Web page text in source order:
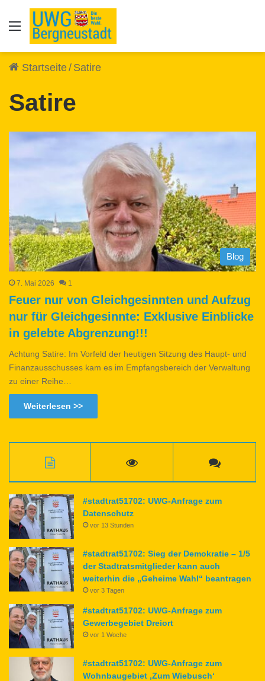
Auswahl
Startseite/ Satire
Satire
Blog
7. Mai 2026 1
Feuer nur von Gleichgesinnten und Aufzug
nur für Gleichgesinnte: Exklusive Einblicke
in gelebte Abgrenzung!!!
Achtung Satire: Im Vorfeld der heutigen Sitzung des Haupt- und
Finanzausschusses kam es im Empfangsbereich der Verwaltung
zu einer Reihe…
Weiterlesen >>
#stadtrat51702: UWG-Anfrage zum
Datenschutz
vor 13 Stunden
#stadtrat51702: Sieg der Demokratie – 1/5
der Stadtratsmitglieder kann auch
weiterhin die „Geheime Wahl“ beantragen
vor 3 Tagen
#stadtrat51702: UWG-Anfrage zum
Gewerbegebiet Dreiort
vor 1 Woche
#stadtrat51702: UWG-Anfrage zum
Wohnbaugebiet ‚Zum Wiebusch‘